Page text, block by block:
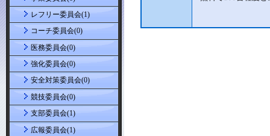
レフリー委員会(1)
コーチ委員会(0)
医務委員会(0)
強化委員会(0)
安全対策委員会(0)
競技委員会(0)
支部委員会(1)
広報委員会(1)